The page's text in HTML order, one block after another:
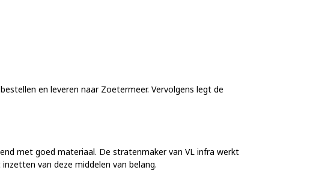
en leveren naar Zoetermeer. Vervolgens legt de
met goed materiaal. De stratenmaker van VL infra werkt
van deze middelen van belang.